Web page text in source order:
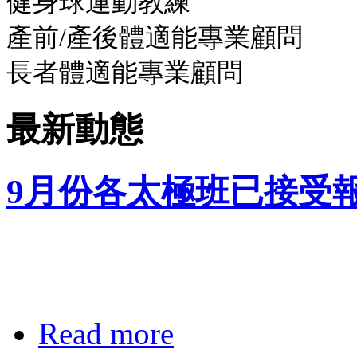
產前/產後體適能專業顧問
長者體適能專業顧問
最新動態
9月份各太極班已接受
Read more